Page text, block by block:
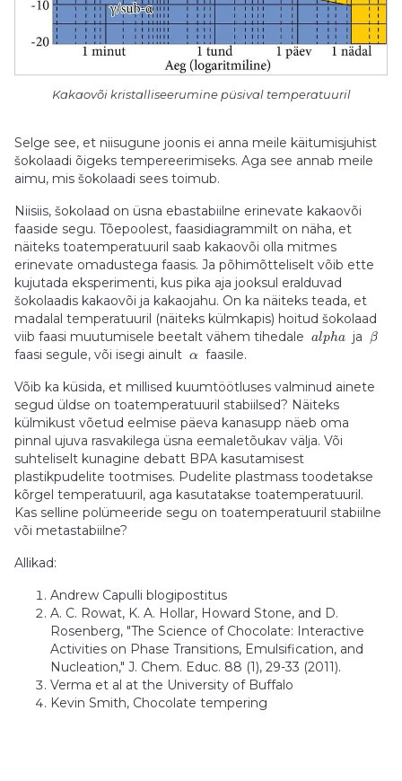
Kakaovõi kristalliseerumine püsival temperatuuril
Selge see, et niisugune joonis ei anna meile käitumisjuhist
šokolaadi õigeks tempereerimiseks. Aga see annab meile
aimu, mis šokolaadi sees toimub.
Niisiis, šokolaad on üsna ebastabiilne erinevate kakaovõi
faaside segu. Tõepoolest, faasidiagrammilt on näha, et
näiteks toatemperatuuril saab kakaovõi olla mitmes
erinevate omadustega faasis. Ja põhimõtteliselt võib ette
kujutada eksperimenti, kus pika aja jooksul eralduvad
šokolaadis kakaovõi ja kakaojahu. On ka näiteks teada, et
madalal temperatuuril (näiteks külmkapis) hoitud šokolaad
viib faasi muutumisele beetalt vähem tihedale
alpha ja β
faasi segule, või isegi ainult α
faasile.
Võib ka küsida, et millised kuumtöötluses valminud ainete
segud üldse on toatemperatuuril stabiilsed? Näiteks
külmikust võetud eelmise päeva kanasupp näeb oma
pinnal ujuva rasvakilega üsna eemaletõukav välja. Või
suhteliselt kunagine debatt BPA kasutamisest
plastikpudelite tootmises. Pudelite plastmass toodetakse
kõrgel temperatuuril, aga kasutatakse toatemperatuuril.
Kas selline polümeeride segu on toatemperatuuril stabiilne
või metastabiilne?
Allikad:
Andrew Capulli blogipostitus
A. C. Rowat, K. A. Hollar, Howard Stone, and D.
Rosenberg, "The Science of Chocolate: Interactive
Activities on Phase Transitions, Emulsification, and
Nucleation," J. Chem. Educ. 88 (1), 29-33 (2011).
Verma et al at the University of Buffalo
Kevin Smith, Chocolate tempering